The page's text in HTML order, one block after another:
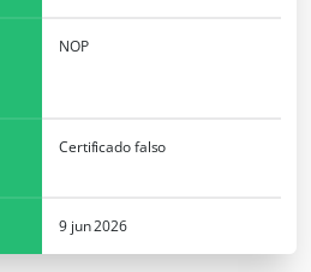
NOP
Certificado falso
9 jun 2026